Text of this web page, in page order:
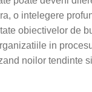
o intelegere
obiectivelor de
in
noilor tendinte